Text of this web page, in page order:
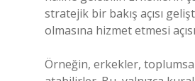
stratejik bir bakış açısı
olmasına hizmet etmesi
Örneğin, erkekler,